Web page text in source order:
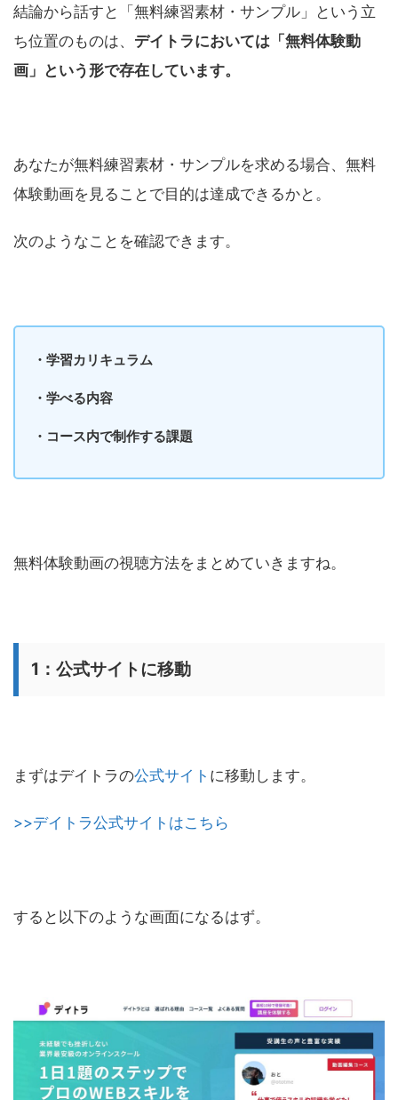
結論から話すと「無料練習素材・サンプル」という立
ち位置のものは、 デイトラにおいては「無料体験動
画」という形で存在しています。
あなたが無料練習素材・サンプルを求める場合、無料
体験動画を見ることで目的は達成できるかと。
次のようなことを確認できます。
・学習カリキュラム
・学べる内容
・コース内で制作する課題
無料体験動画の視聴方法をまとめていきますね。
1：公式サイトに移動
まずはデイトラの公式サイト に移動します。
>>デイトラ公式サイトはこちら
すると以下のような画面になるはず。